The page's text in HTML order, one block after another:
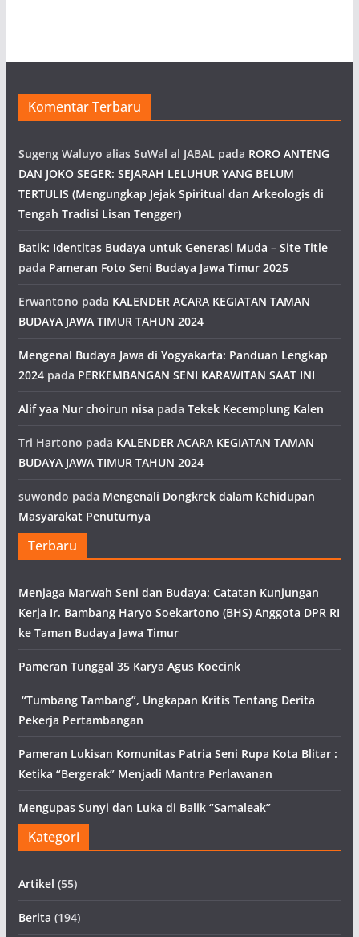
Komentar Terbaru
Sugeng Waluyo alias SuWal al JABAL pada RORO ANTENG
DAN JOKO SEGER: SEJARAH LELUHUR YANG BELUM
TERTULIS (Mengungkap Jejak Spiritual dan Arkeologis di
Tengah Tradisi Lisan Tengger)
Batik: Identitas Budaya untuk Generasi Muda – Site Title
pada Pameran Foto Seni Budaya Jawa Timur 2025
Erwantono pada KALENDER ACARA KEGIATAN TAMAN
BUDAYA JAWA TIMUR TAHUN 2024
Mengenal Budaya Jawa di Yogyakarta: Panduan Lengkap
2024pada PERKEMBANGAN SENI KARAWITAN SAAT INI
Alif yaa Nur choirun nisa pada Tekek Kecemplung Kalen
Tri Hartono pada KALENDER ACARA KEGIATAN TAMAN
BUDAYA JAWA TIMUR TAHUN 2024
suwondo pada Mengenali Dongkrek dalam Kehidupan
Masyarakat Penuturnya
Terbaru
Menjaga Marwah Seni dan Budaya: Catatan Kunjungan
Kerja Ir. Bambang Haryo Soekartono (BHS) Anggota DPR RI
ke Taman Budaya Jawa Timur
Pameran Tunggal 35 Karya Agus Koecink
“Tumbang Tambang”, Ungkapan Kritis Tentang Derita
Pekerja Pertambangan
Pameran Lukisan Komunitas Patria Seni Rupa Kota Blitar :
Ketika “Bergerak” Menjadi Mantra Perlawanan
Mengupas Sunyi dan Luka di Balik “Samaleak”
Kategori
Artikel (55)
Berita (194)